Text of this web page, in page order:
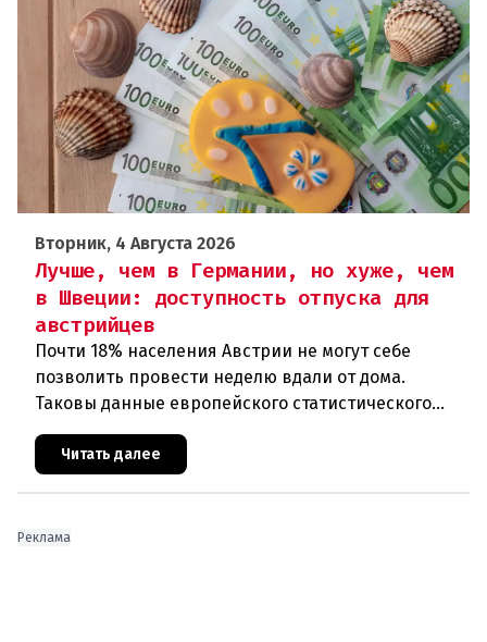
Вторник, 4 Августа 2026
Лучше, чем в Германии, но хуже, чем
в Швеции: доступность отпуска для
австрийцев
Почти 18% населения Австрии не могут себе
позволить провести неделю вдали от дома.
Таковы данные европейского статистического
агентства Eurostat за 2025 год. И хотя ситуация в
стране выглядит лучше ср
Читать далее
Реклама